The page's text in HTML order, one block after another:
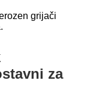
grijači
za